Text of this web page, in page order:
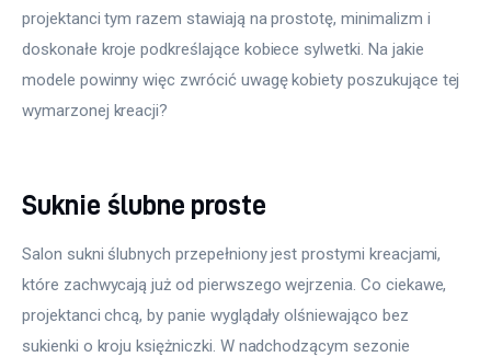
projektanci tym razem stawiają na prostotę, minimalizm i
doskonałe kroje podkreślające kobiece sylwetki. Na jakie
modele powinny więc zwrócić uwagę kobiety poszukujące tej
wymarzonej kreacji?
Suknie ślubne proste
Salon sukni ślubnych przepełniony jest prostymi kreacjami,
które zachwycają już od pierwszego wejrzenia. Co ciekawe,
projektanci chcą, by panie wyglądały olśniewająco bez
sukienki o kroju księżniczki. W nadchodzącym sezonie